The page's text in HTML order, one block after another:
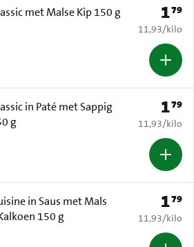
met Malse Kip 150 g Prijs:
179
€ 11,93 per
11,93/kilo
in Paté met Sappig
g
Prijs:
179
€ 11,93 per
11,93/kilo
in Saus met Mals
150 g
Prijs:
179
€ 11,93 per
11,93/kilo